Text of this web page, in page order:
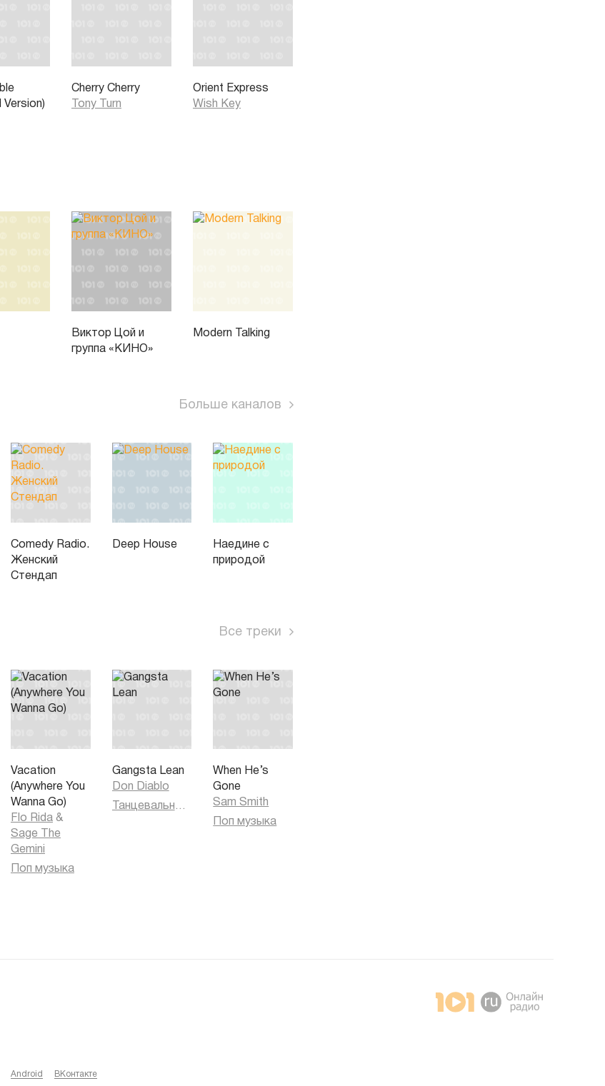
Version)
Cherry Cherry
Tony Turn
Orient Express
Wish Key
Виктор Цой и
группа «КИНО»
Modern Talking
Больше каналов
Comedy Radio.
Женский
Стендап
Deep House
Наедине с
природой
Все треки
Vacation
(Anywhere You
Wanna Go)
Flo Rida &
Sage The
Gemini
Поп музыка
Gangsta Lean
Don Diablo
When He’s
Gone
Sam Smith
Поп музыка
Android ВКонтакте